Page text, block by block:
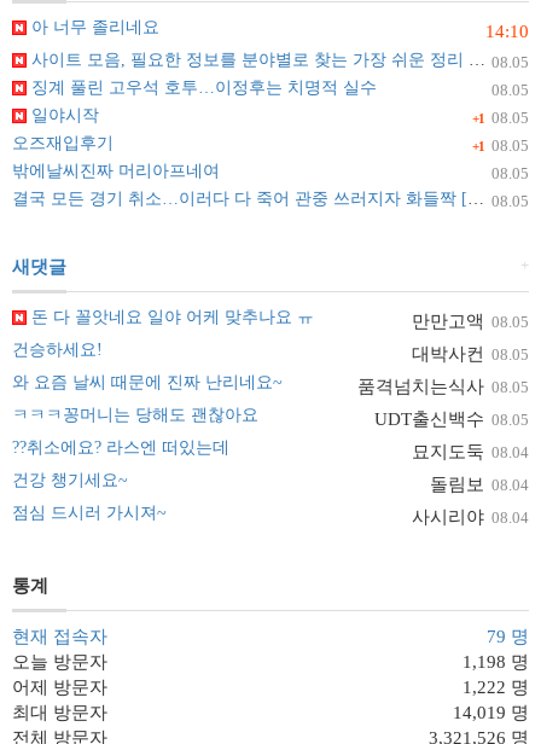
14:10
아 너무 졸리네요
08.05
사이트 모음, 필요한 정보를 분야별로 찾는 가장 쉬운 정리 방법
08.05
징계 풀린 고우석 호투…이정후는 치명적 실수
+1 08.05
일야시작
+1 08.05
오즈재입후기
08.05
밖에날씨진짜 머리아프네여
08.05
결국 모든 경기 취소…이러다 다 죽어 관중 쓰러지자 화들짝 [자막뉴스]
+
새댓글
만만고액 08.05
돈 다 꼴앗네요 일야 어케 맞추나요 ㅠ
대박사컨 08.05
건승하세요!
품격넘치는식사 08.05
와 요즘 날씨 때문에 진짜 난리네요~
UDT출신백수 08.05
ㅋㅋㅋ꽁머니는 당해도 괜찮아요
묘지도둑 08.04
??취소에요? 라스엔 떠있는데
돌림보 08.04
건강 챙기세요~
사시리야 08.04
점심 드시러 가시져~
통계
현재 접속자
79 명
오늘 방문자
1,198 명
어제 방문자
1,222 명
최대 방문자
14,019 명
전체 방문자
3,321,526 명